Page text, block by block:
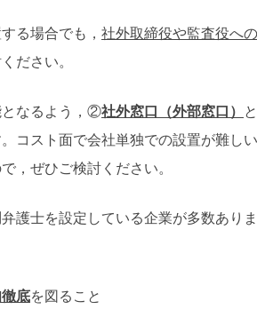
る場合でも， 社外取締役や監査役へ
ださい。
なるよう，②社外窓口（外部窓口）
コスト面で会社単独での設置が難しい
，ぜひご検討ください。
護士を設定している企業が多数あり
底を図ること